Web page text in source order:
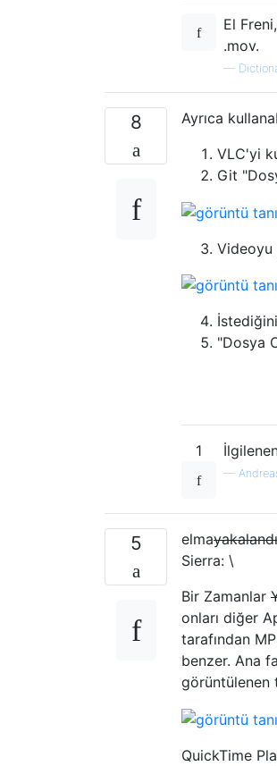
El
.mov.
—
8 Ayrıca
VLC'yi
Git
Videoyu
"Dosya
1
—
5 elmayakalandı
Sierra: \
Bir Zamanlar
onları diğer
tarafından
benzer. Ana
görüntülenen
QuickTime